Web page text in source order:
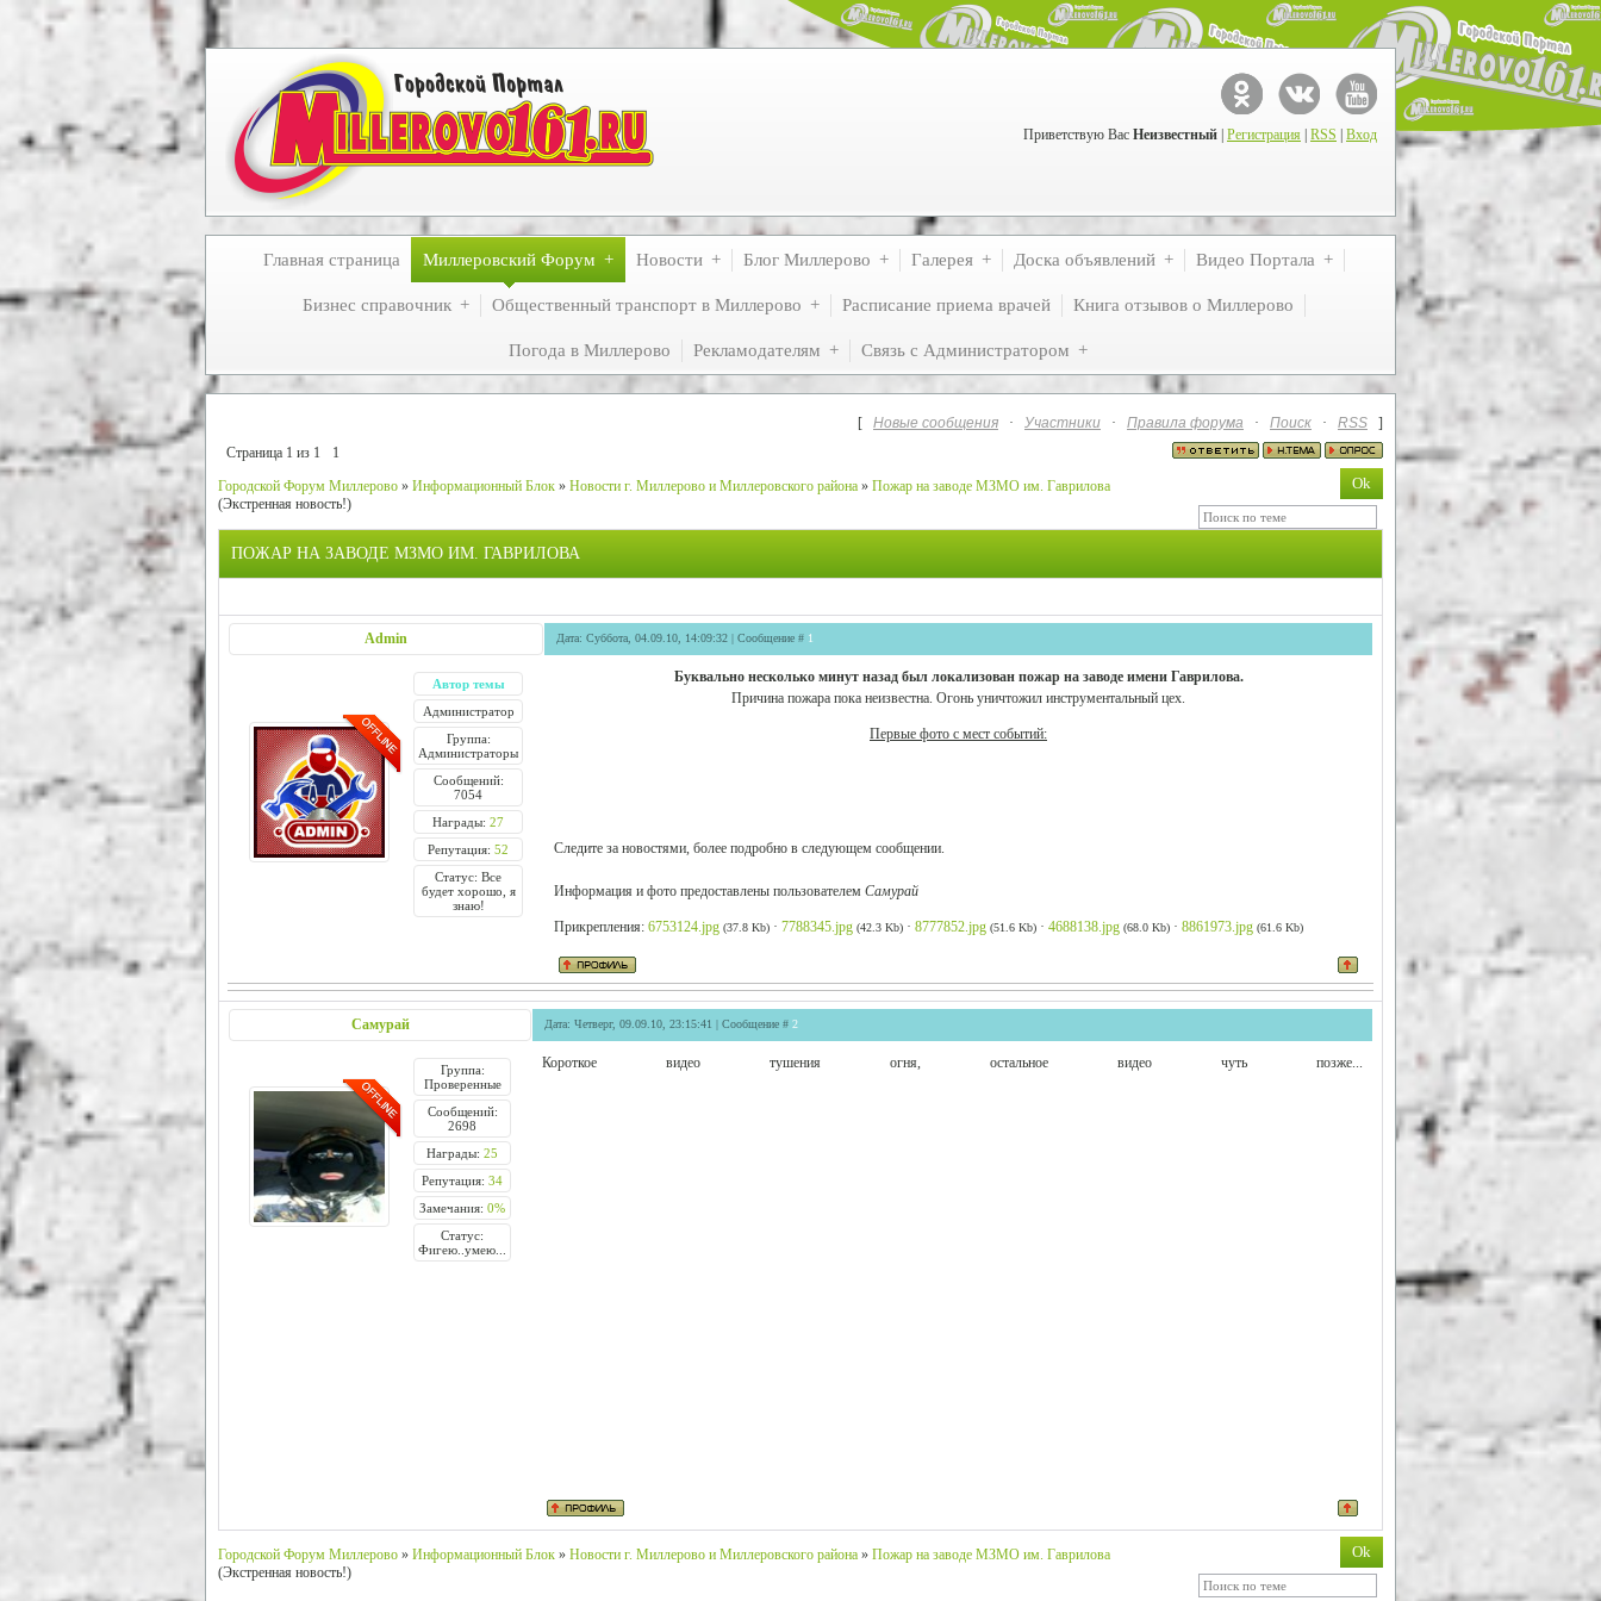
Приветствую Вас Неизвестный Регистрация RSS Вход
Главная страница Миллеровский Форум Новости Блог Миллерово Галерея Доска объявлений Видео Портала
Бизнес справочник Общественный транспорт в Миллерово Расписание приема врачей Книга отзывов о Миллерово
Погода в Миллерово Рекламодателям Связь с Администратором
[ Новые сообщения · Участники · Правила форума · Поиск · RSS
]
Страница 1 из 1
1
Городской Форум Миллерово » Информационный Блок » Новости г. Миллерово и Миллеровского района » Пожар на заводе МЗМО им. Гаврилова
(Экстренная новость!)
ПОЖАР НА ЗАВОДЕ МЗМО ИМ. ГАВРИЛОВА
Admin Дата: Суббота, 04.09.10, 14:09:32 | Сообщение # 1
Автор темы
Администратор
Группа:
Администраторы
Сообщений:
7054
Награды: 27
Репутация: 52
Статус: Все
будет хорошо, я
знаю!
Буквально несколько минут назад был локализован пожар на заводе имени Гаврилова.
Причина пожара пока неизвестна. Огонь уничтожил инструментальный цех.
Первые фото с мест событий:
Следите за новостями, более подробно в следующем сообщении.
Информация и фото предоставлены пользователем Самурай
Прикрепления: 6753124.jpg (37.8 Kb) · 7788345.jpg (42.3 Kb) · 8777852.jpg (51.6 Kb) · 4688138.jpg (68.0 Kb) · 8861973.jpg (61.6 Kb)
Самурай Дата: Четверг, 09.09.10, 23:15:41 | Сообщение # 2
Группа:
Проверенные
Сообщений:
2698
Награды: 25
Репутация: 34
Замечания: 0%
Статус:
Фигею..умею...
Короткое видео тушения огня, остальное видео чуть позже...
Городской Форум Миллерово » Информационный Блок » Новости г. Миллерово и Миллеровского района » Пожар на заводе МЗМО им. Гаврилова
(Экстренная новость!)